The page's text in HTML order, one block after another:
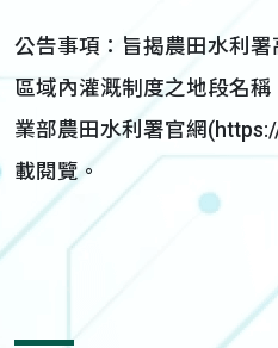
公告事項：旨揭農田水利
區域內灌溉制度之地段名
業部農田水利署官網
載閱覽。